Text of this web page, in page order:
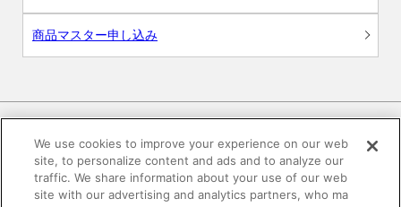
商品マスター申し込み
電子公告 このWEBサイトについて
We use cookies to improve your experience on our web
site, to personalize content and ads and to analyze our
traffic. We share information about your use of our web
site with our advertising and analytics partners, who ma